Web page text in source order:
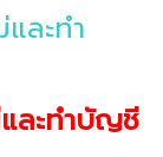
ละทำ
ละทำบัญชี